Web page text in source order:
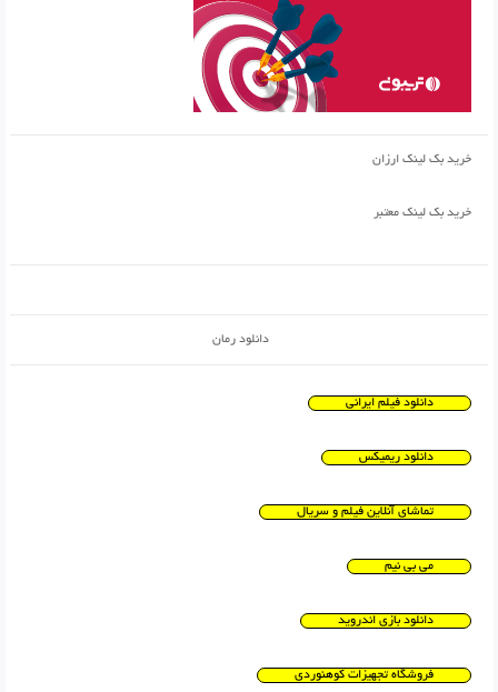
خرید بک لینک ارزان
خرید بک لینک معتبر
دانلود رمان
دانلود فیلم ایرانی
دانلود ریمیکس
تماشای آنلاین فیلم و سریال
می بی نیم
دانلود بازی اندروید
فروشگاه تجهیزات کوهنوردی